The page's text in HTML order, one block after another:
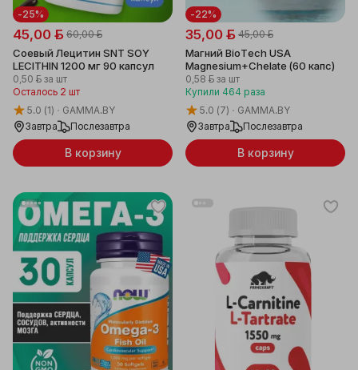
-25%
45,00 ƃ 60,00 ƃ
Соевый Лецитин SNT SOY
LECITHIN 1200 мг 90 капсул
0,50 ƃ за шт
Осталось 2 шт
5.0 (1)
GAMMA.BY
Завтра
Послезавтра
В корзину
-22%
35,00 ƃ 45,00 ƃ
Магний BioTech USA
Magnesium+Chelate (60 капс)
0,58 ƃ за шт
Купили 464 раза
5.0 (7)
GAMMA.BY
Завтра
Послезавтра
В корзину